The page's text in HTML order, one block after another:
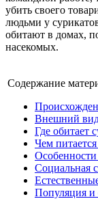
убить своего
людьми у
обитают в домах,
насекомых.
Содержание
Внешний
Где обитает
Чем
Особенности
Социальная
Популяция и